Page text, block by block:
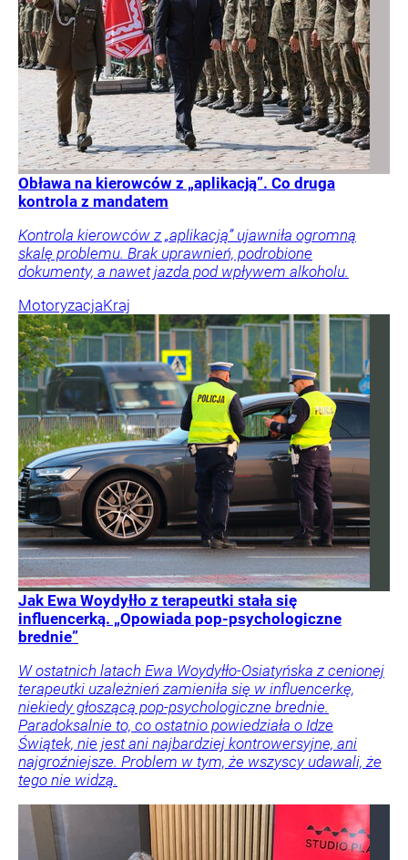
Obława na kierowców z „aplikacją”. Co druga
kontrola z mandatem
Kontrola kierowców z „aplikacją” ujawniła ogromną
skalę problemu. Brak uprawnień, podrobione
dokumenty, a nawet jazda pod wpływem alkoholu.
MotoryzacjaKraj
Jak Ewa Woydyłło z terapeutki stała się
influencerką. „Opowiada pop-psychologiczne
brednie”
W ostatnich latach Ewa Woydyłło-Osiatyńska z cenionej
terapeutki uzależnień zamieniła się w influencerkę,
niekiedy głoszącą pop-psychologiczne brednie.
Paradoksalnie to, co ostatnio powiedziała o Idze
Świątek, nie jest ani najbardziej kontrowersyjne, ani
najgroźniejsze. Problem w tym, że wszyscy udawali, że
tego nie widzą.